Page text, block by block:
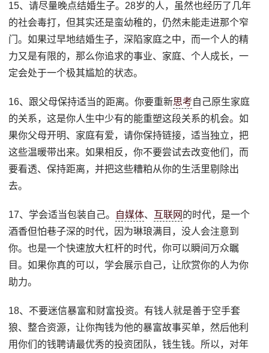
15、请尽量晚点结婚生子。28岁的人，虽然也经历了几年
的社会毒打，但其实还是蛮幼稚的，仍然未能走进那个窄
门。如果过早地结婚生子，深陷家庭之中，而一个人的精
力又是有限的，那么你追求的事业、家庭、个人成长，一
定会处于一个极其尴尬的状态。
16、跟父母保持适当的距离。你要重新思考自己原生家庭
的关系，这是你人生中少有的能重塑这段关系的机会。如
果你父母开明、家庭有爱，请你保持链接，适当独立，把
这些温暖带出来。如果相反，你不要尝试去改变他们，而
要看透、保持距离，并把这些糟粕从你的生活里剔除出
去。
17、学会适当包装自己。 自媒体、 互联网 的时代，是一个
酒香但怕巷子深的时代，因为琳琅满目，没人会注意到
你。也是一个快速放大杠杆的时代，你可以瞬间万众瞩
目。如果你真的可以，学会展示自己，让欣赏你的人为你
助力。
18、不要迷信暴富和财富投资。有钱人就是善于空手套
狼、整合资源，让你掏钱为他的暴富故事买单，然后他利
用你们的钱聘请最优秀的投资团队，钱生钱。所以，对年